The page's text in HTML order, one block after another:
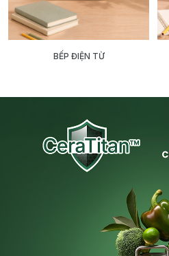
BẾP ĐIỆN TỪ